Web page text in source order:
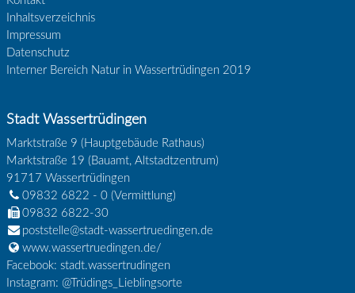
Inhaltsverzeichnis
Impressum
Datenschutz
Interner Bereich Natur in Wassertrüdingen 2019
Stadt Wassertrüdingen
Marktstraße 9 (Hauptgebäude Rathaus)
Marktstraße 19 (Bauamt, Altstadtzentrum)
91717 Wassertrüdingen
09832 6822 - 0(Vermittlung)
09832 6822-30
poststelle@stadt-wassertruedingen.de
www.wassertruedingen.de/
Facebook: stadt.wassertrudingen
Instagram: @Trüdings_Lieblingsorte